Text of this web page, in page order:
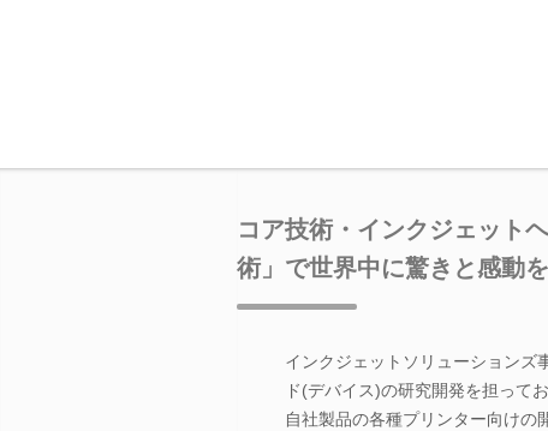
コア技術・インクジェット
術」で世界中に驚きと感動
インクジェットソリューションズ
ド(デバイス)の研究開発を担ってお
自社製品の各種プリンター向けの